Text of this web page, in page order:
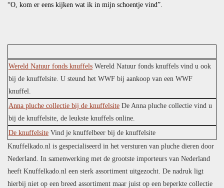
“O, kom er eens kijken wat ik in mijn schoentje vind”.
Wereld Natuur fonds knuffels Wereld Natuur fonds knuffels vind u ook
bij de knuffelsite. U steund het WWF bij aankoop van een WWF
knuffel.
Anna pluche collectie bij de knuffelsite De Anna pluche collectie vind u
bij de knuffelsite, de leukste knuffels online.
De knuffelsite Vind je knuffelbeer bij de knuffelsite
Knuffelkado.nl is gespecialiseerd in het versturen van pluche dieren door
Nederland. In samenwerking met de grootste importeurs van Nederland
heeft Knuffelkado.nl een sterk assortiment uitgezocht. De nadruk ligt
hierbij niet op een breed assortiment maar juist op een beperkte collectie